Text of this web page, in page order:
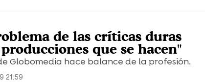
de las críticas duras
que se hacen"
Globomedia hace balance de la profesión.
21:59